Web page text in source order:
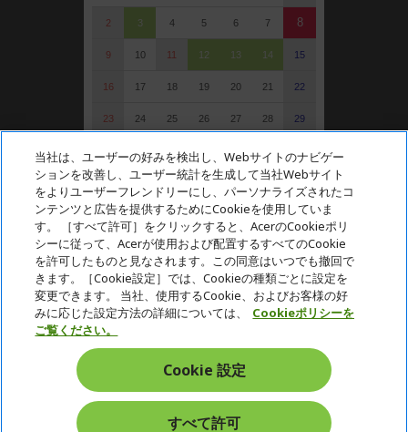
2 3 4 5 6 7 8
9 10 11 12 13 14 15
16 17 18 19 20 21 22
23 24 25 26 27 28 29
30 31
: 定休日（受注可）
: 受注・お問い合わせのみ
Acer. All Rights Reserved.
日本
当社は、ユーザーの好みを検出し、Webサイトのナビゲー
ションを改善し、ユーザー統計を生成して当社Webサイト
をよりユーザーフレンドリーにし、パーソナライズされたコ
ンテンツと広告を提供するためにCookieを使用していま
す。 ［すべて許可］をクリックすると、AcerのCookieポリ
シーに従って、Acerが使用および配置するすべてのCookie
を許可したものと見なされます。この同意はいつでも撤回で
きます。［Cookie設定］では、Cookieの種類ごとに設定を
変更できます。 当社、使用するCookie、およびお客様の好
みに応じた設定方法の詳細については、
Cookieポリシーを
ご覧ください。
Cookie 設定
すべて許可